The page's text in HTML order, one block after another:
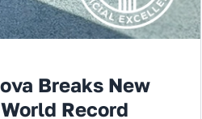
Breaks New
Record